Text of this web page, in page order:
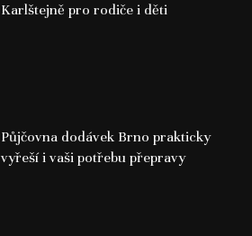
Karlštejně pro rodiče i děti
Půjčovna dodávek Brno prakticky
vyřeší i vaši potřebu přepravy